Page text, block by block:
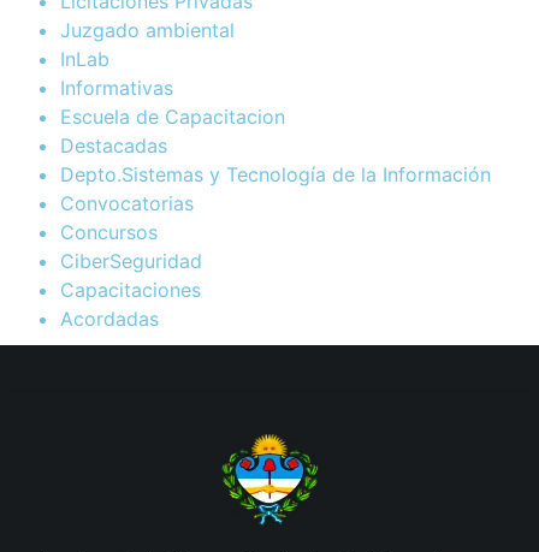
Juzgado ambiental
InLab
Informativas
Escuela de Capacitacion
Destacadas
Depto.Sistemas y Tecnología de la Información
Convocatorias
Concursos
CiberSeguridad
Capacitaciones
Acordadas